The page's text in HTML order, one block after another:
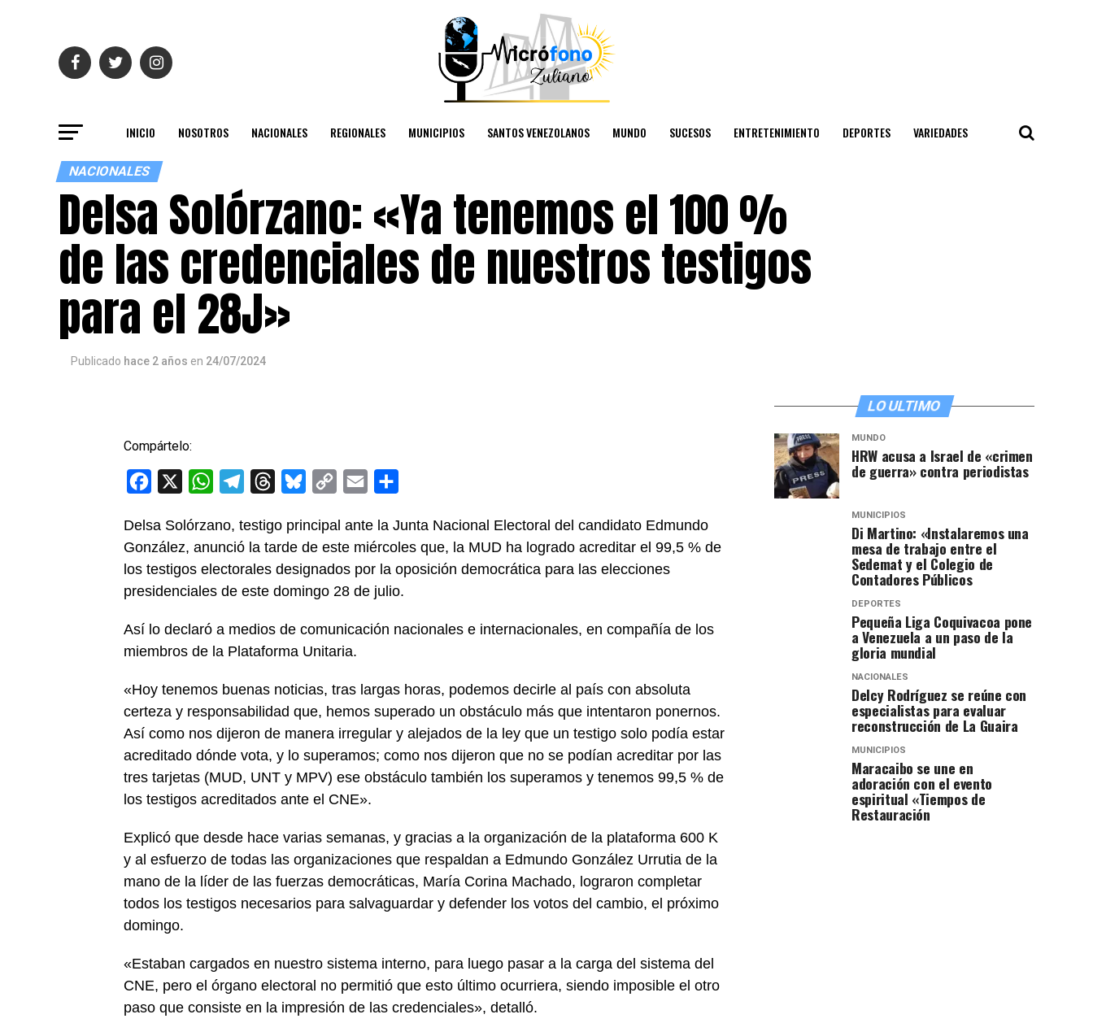
INICIO NOSOTROS NACIONALES REGIONALES MUNICIPIOS SANTOS VENEZOLANOS MUNDO SUCESOS ENTRETENIMIENTO DEPORTES VARIEDADES
NACIONALES
Delsa Solórzano: «Ya tenemos el 100 %
de las credenciales de nuestros testigos
para el 28J»
Publicado hace 2 años en 24/07/2024
Compártelo:
Facebook WhatsAppTelegramThreadsBlueskyCopy
Email
Delsa Solórzano, testigo principal ante la Junta Nacional Electoral del candidato Edmundo
González, anunció la tarde de este miércoles que, la MUD ha logrado acreditar el 99,5 % de
los testigos electorales designados por la oposición democrática para las elecciones
presidenciales de este domingo 28 de julio.
Así lo declaró a medios de comunicación nacionales e internacionales, en compañía de los
miembros de la Plataforma Unitaria.
«Hoy tenemos buenas noticias, tras largas horas, podemos decirle al país con absoluta
certeza y responsabilidad que, hemos superado un obstáculo más que intentaron ponernos.
Así como nos dijeron de manera irregular y alejados de la ley que un testigo solo podía estar
acreditado dónde vota, y lo superamos; como nos dijeron que no se podían acreditar por las
tres tarjetas (MUD, UNT y MPV) ese obstáculo también los superamos y tenemos 99,5 % de
los testigos acreditados ante el CNE».
Explicó que desde hace varias semanas, y gracias a la organización de la plataforma 600 K
y al esfuerzo de todas las organizaciones que respaldan a Edmundo González Urrutia de la
mano de la líder de las fuerzas democráticas, María Corina Machado, lograron completar
todos los testigos necesarios para salvaguardar y defender los votos del cambio, el próximo
domingo.
«Estaban cargados en nuestro sistema interno, para luego pasar a la carga del sistema del
CNE, pero el órgano electoral no permitió que esto último ocurriera, siendo imposible el otro
paso que consiste en la impresión de las credenciales», detalló.
LO ULTIMO
MUNDO
HRW acusa a Israel de «crimen
de guerra» contra periodistas
MUNICIPIOS
Di Martino: «Instalaremos una
mesa de trabajo entre el
Sedemat y el Colegio de
Contadores Públicos
DEPORTES
Pequeña Liga Coquivacoa pone
a Venezuela a un paso de la
gloria mundial
NACIONALES
Delcy Rodríguez se reúne con
especialistas para evaluar
reconstrucción de La Guaira
MUNICIPIOS
Maracaibo se une en
adoración con el evento
espiritual «Tiempos de
Restauración